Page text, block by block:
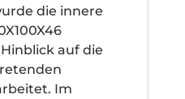
die innere
auf die
Im